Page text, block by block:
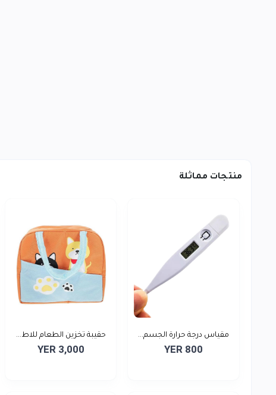
منتجات مماثلة
مقياس درجة حرارة الجسم...
YER 800
حقيبة تخزين الطعام للاط...
YER 3,000